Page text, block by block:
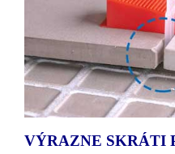
VÝRAZNE SKRÁTI